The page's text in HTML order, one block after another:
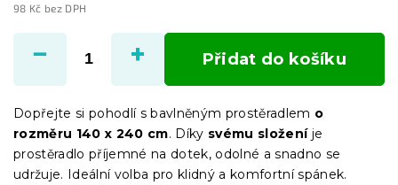
98 Kč bez DPH
cena:
Přidat do košíku
Dopřejte si pohodlí s bavlněným prostěradlem o
rozměru 140 x 240 cm. Díky svému složeníje
prostěradlo příjemné na dotek, odolné a snadno se
udržuje. Ideální volba pro klidný a komfortní spánek.